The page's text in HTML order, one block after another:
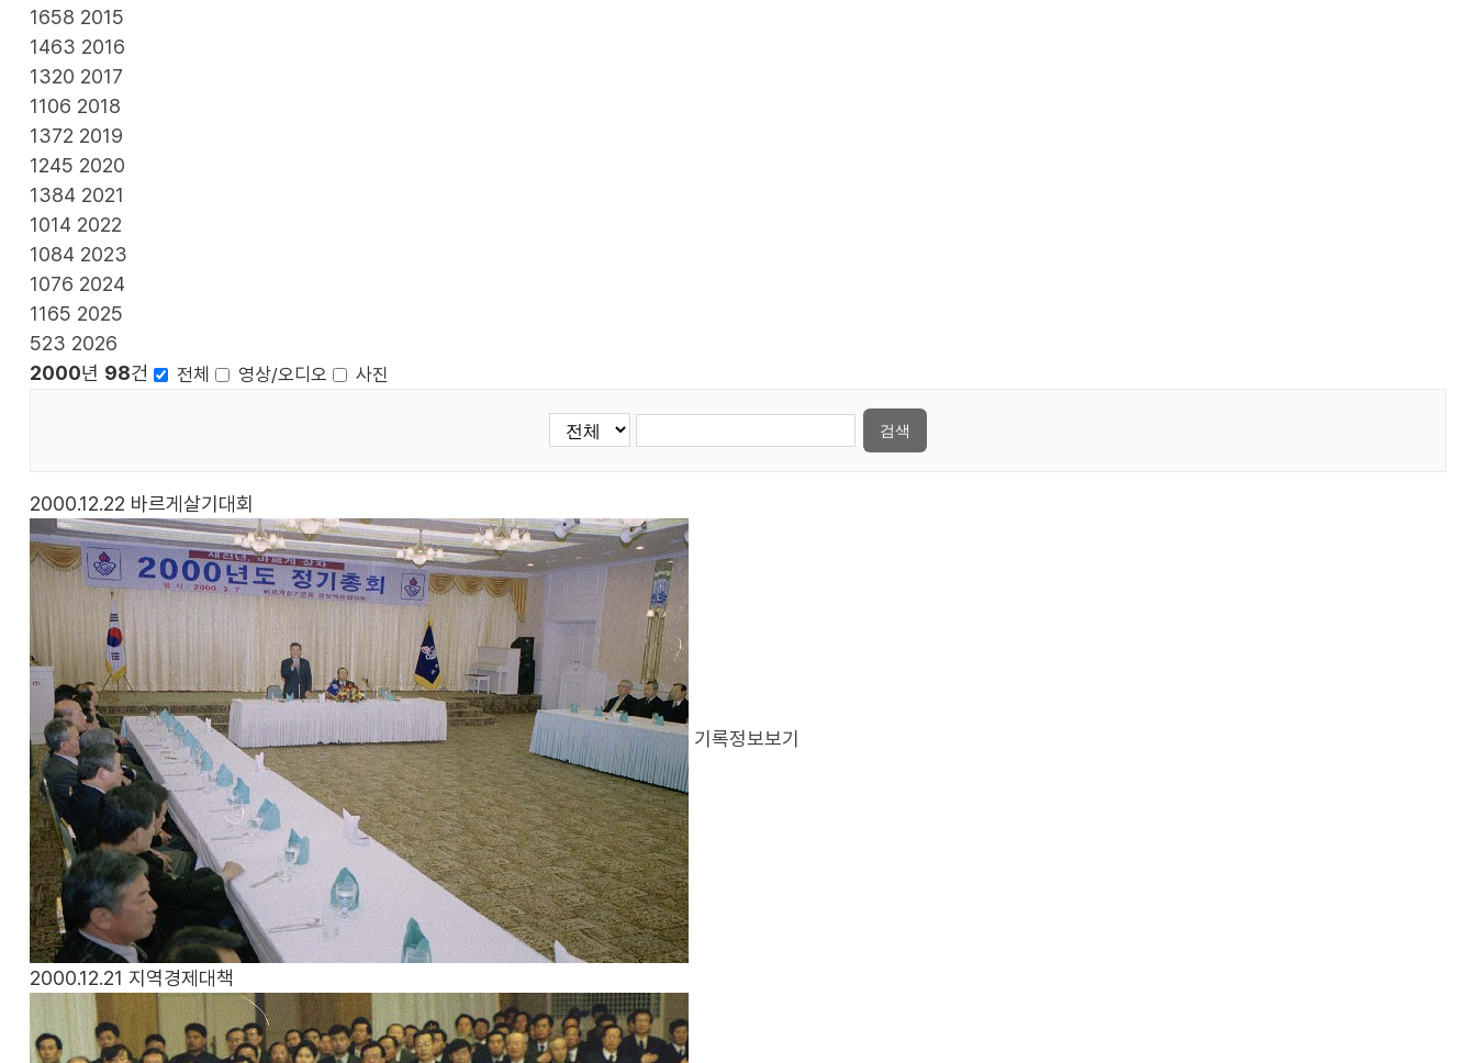
1658 2015
1463 2016
1320 2017
1106 2018
1372 2019
1245 2020
1384 2021
1014 2022
1084 2023
1076 2024
1165 2025
523 2026
2000년 98건 전체 영상/오디오 사진
검색
2000.12.22 바르게살기대회
기록정보보기
2000.12.21 지역경제대책